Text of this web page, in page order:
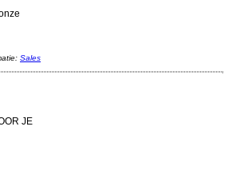
Sales
JE